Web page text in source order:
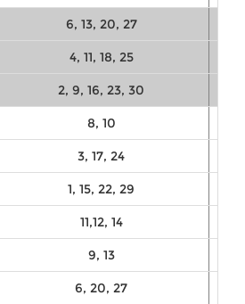
6, 13, 20, 27
4, 11, 18, 25
2, 9, 16, 23, 30
8, 10
3, 17, 24
1, 15, 22, 29
11,12, 14
9, 13
6, 20, 27